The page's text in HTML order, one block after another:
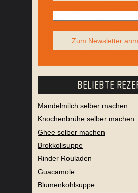
Zum Newsletter
BELIEBTE
Mandelmilch selber machen
Knochenbrühe selber machen
Ghee selber machen
Brokkolisuppe
Rinder Rouladen
Guacamole
Blumenkohlsuppe